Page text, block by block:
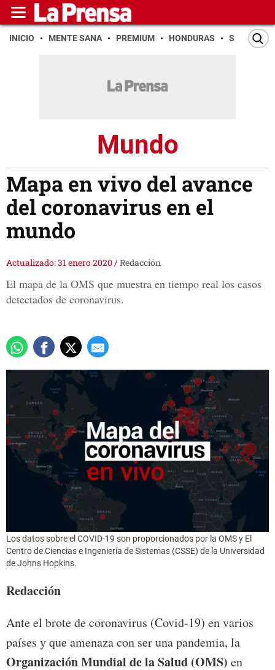
INICIO MENTE SANA PREMIUM HONDURAS SAN PEDRO
Mundo
Mapa en vivo del avance
del coronavirus en el
mundo
Actualizado: 31 enero 2020/Redacción
El mapa de la OMS que muestra en tiempo real los casos
detectados de coronavirus.
Los datos sobre el COVID-19 son proporcionados por la OMS y El
Centro de Ciencias e Ingeniería de Sistemas (CSSE) de la Universidad
de Johns Hopkins.
Redacción
Ante el brote de coronavirus (Covid-19) en varios
países y que amenaza con ser una pandemia, la
Organización Mundial de la Salud (OMS)​ en